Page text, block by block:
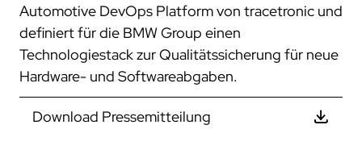
Automotive DevOps Platform von tracetronic und
definiert für die BMW Group einen
Technologiestack zur Qualitätssicherung für neue
Hardware- und Softwareabgaben.
Download Pressemitteilung